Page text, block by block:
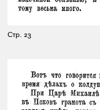
Стр. 23